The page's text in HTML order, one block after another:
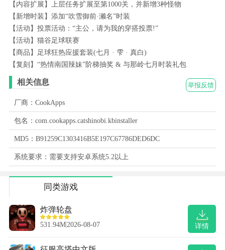
【内容扩展】上层任务扩展至第1000关，并新增3种怪物
【新增时装】添加“吹雪御前·濑名”时装
【活动】投票活动：“主公，请为我的穿搭投票!”
【活动】猫谷足球联赛
【商品】足球狂热应援套装(七月 · 雫 · 真白)
【复刻】“热情南国辣妹”阶梯抽奖 & 与那岭七月时装礼包
举报反馈
相关信息
厂商：CookApps
包名：com.cookapps.catshinobi.kbinstaller
MD5：B91259C1303416B5E197C67786DED6DC
系统要求：需要支持安卓系统5.2以上
同类游戏
详情
炸弹轮盘
531.94M2026-08-07